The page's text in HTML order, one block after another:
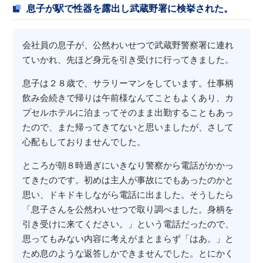
息子が駅で性器を露出し武蔵野署に検挙された。
会社員の息子が、公然わいせつで武蔵野警察署に連れ
ていかれ、先ほど身元を引き受けに行ってきました。
息子は２８歳で、サラリーマンをしています。仕事柄
飲み会続きで帰りは午前様なんてこともよくあり、カ
プセルホテルに泊まってそのまま出勤することもあっ
たので、また帰ってきてないと思いましたが、さして
心配もしておりませんでした。
ところが朝８時過ぎにいきなり警察から電話がかかっ
てきたのです。初めは主人が事故にでもあったのかと
思い、ドキドキしながら電話に出ました。そうしたら
「息子さんを公然わいせつで取り調べました。身柄を
引き受けに来てください。」という電話だったので、
思ってもみない内容に考えがまとまらず「はあ。」と
ため息のような返答しかできませんでした。とにかく